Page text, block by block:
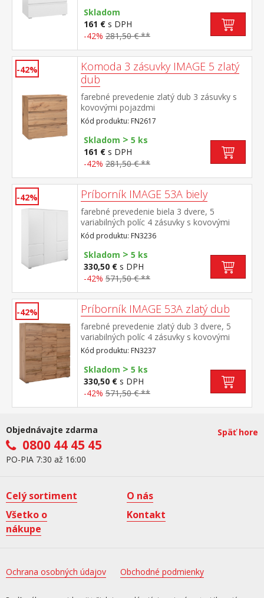
Skladom
161 € s DPH
-42% 281,50 € **
-42%
Komoda 3 zásuvky IMAGE 5 zlatý
dub
farebné prevedenie zlatý dub 3 zásuvky s
kovovými pojazdmi
Kód produktu: FN2617
Skladom > 5 ks
161 € s DPH
-42% 281,50 € **
-42% Príborník IMAGE 53A biely
farebné prevedenie biela 3 dvere, 5
variabilných políc 4 zásuvky s kovovými
pojazdmi
Kód produktu: FN3236
Skladom > 5 ks
330,50 € s DPH
-42% 571,50 € **
-42% Príborník IMAGE 53A zlatý dub
farebné prevedenie zlatý dub 3 dvere, 5
variabilných políc 4 zásuvky s kovovými
pojazdmi
Kód produktu: FN3237
Skladom > 5 ks
330,50 € s DPH
-42% 571,50 € **
Objednávajte zdarma
0800 44 45 45
PO-PIA 7:30 až 16:00
Späť hore
Celý sortiment
O nás
Všetko o
nákupe
Kontakt
Ochrana osobných údajov Obchodné podmienky